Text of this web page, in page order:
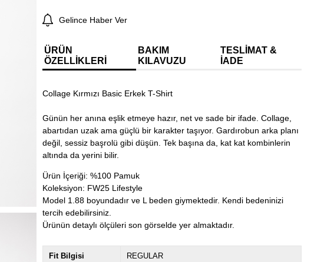
Gelince Haber Ver
ÜRÜN
ÖZELLIKLERI
BAKIM
KILAVUZU
TESLIMAT &
İADE
Collage Kırmızı Basic Erkek T-Shirt
Günün her anına eşlik etmeye hazır, net ve sade bir ifade. Collage,
abartıdan uzak ama güçlü bir karakter taşıyor. Gardırobun arka planı
değil, sessiz başrolü gibi düşün. Tek başına da, kat kat kombinlerin
altında da yerini bilir.
Ürün İçeriği: %100 Pamuk
Koleksiyon: FW25 Lifestyle
Model 1.88 boyundadır ve L beden giymektedir. Kendi bedeninizi
tercih edebilirsiniz.
Ürünün detaylı ölçüleri son görselde yer almaktadır.
Fit Bilgisi REGULAR